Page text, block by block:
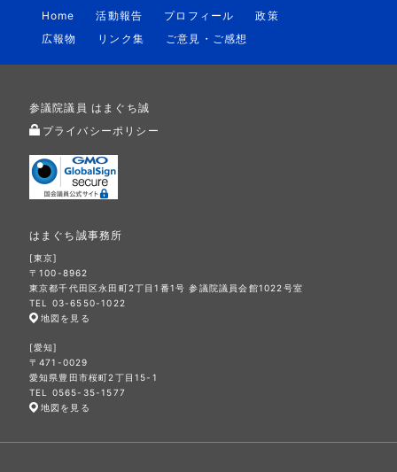
Home 活動報告 プロフィール
政策
広報物
リンク集 ご意見・ご感想
参議院議員 はまぐち誠
プライバシーポリシー
はまぐち誠事務所
[東京]
〒100-8962
東京都千代田区永田町2丁目1番1号 参議院議員会館1022号室
TEL 03-6550-1022
地図を見る
[愛知]
〒471-0029
愛知県豊田市桜町2丁目15-1
TEL 0565-35-1577
地図を見る